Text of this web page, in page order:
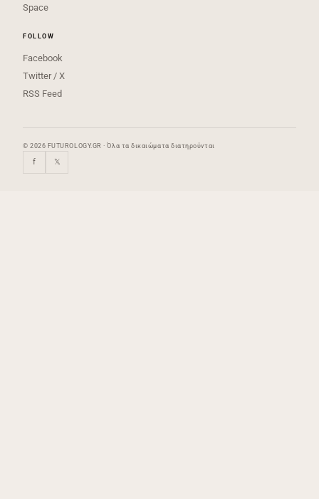
Space
FOLLOW
Facebook
Twitter / X
RSS Feed
© 2026 FUTUROLOGY.GR · Όλα τα δικαιώματα διατηρούνται
f 𝕏